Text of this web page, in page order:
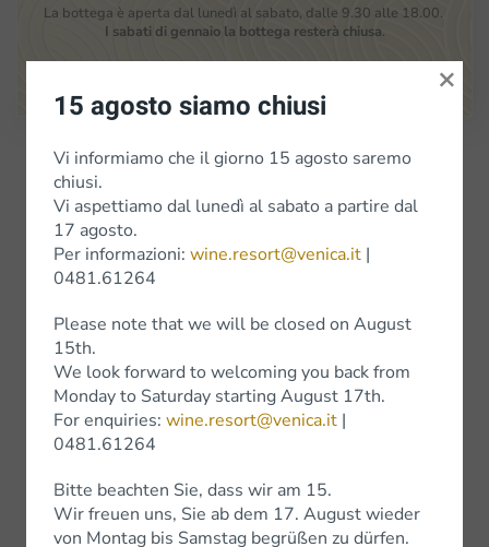
La bottega è aperta dal lunedì al sabato, dalle 9.30 alle 18.00.
I sabati di gennaio la bottega resterà chiusa.
Iscriviti alla Newsletter
Vini
Vini Rossi
Wine Experience
Shop
15 agosto siamo chiusi
Vi informiamo che il giorno 15 agosto saremo
chiusi.
Vi aspettiamo dal lunedì al sabato a partire dal
17 agosto.
Per informazioni: wine.resort@venica.it |
0481.61264
Please note that we will be closed on August
15th.
We look forward to welcoming you back from
Monday to Saturday starting August 17th.
For enquiries: wine.resort@venica.it |
0481.61264
Bitte beachten Sie, dass wir am 15.
Wir freuen uns, Sie ab dem 17. August wieder
von Montag bis Samstag begrüßen zu dürfen.
×